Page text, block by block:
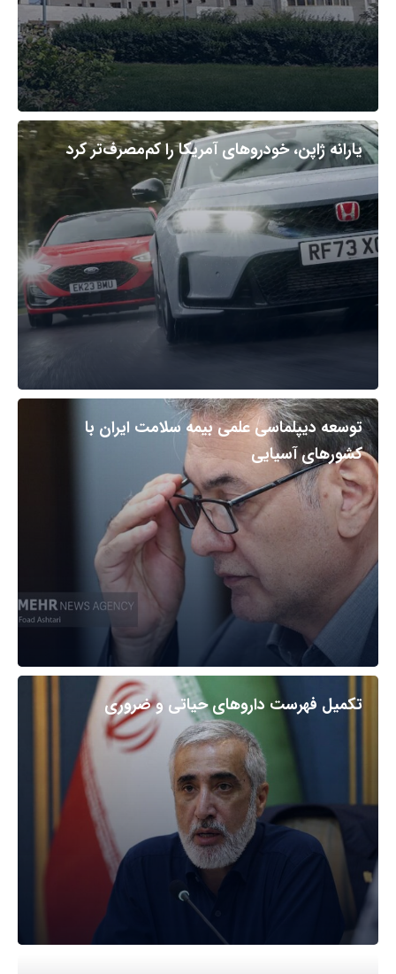
یارانه ژاپن، خودروهای آمریکا را کم‌مصرف‌تر کرد
توسعه دیپلماسی علمی بیمه سلامت ایران با
کشورهای آسیایی
تکمیل فهرست داروهای حیاتی و ضروری